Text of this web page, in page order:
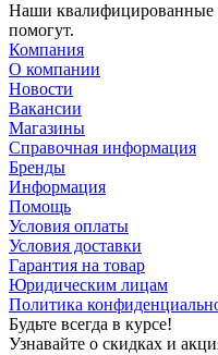
Наши квалифицированные
помогут.
Компания
О компании
Новости
Вакансии
Магазины
Справочная информация
Бренды
Информация
Помощь
Условия оплаты
Условия доставки
Гарантия на товар
Юридическим лицам
Политика
Будьте всегда в курсе!
Узнавайте о скидках и